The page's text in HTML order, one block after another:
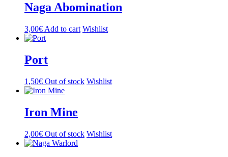
Naga Abomination
3,00€ Add to cart Wishlist
Port
1,50€ Out of stock Wishlist
Iron Mine
2,00€ Out of stock Wishlist